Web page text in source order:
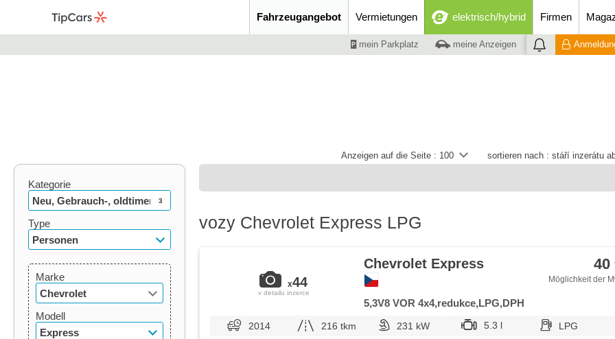
Fahrzeugangebot Vermietungen elektrisch/hybrid Firmen
mein Parkplatz meine Anzeigen
sortieren nach : stáří inzerátu
Anzeigen auf die Seite : 100
Kategorie
Neu, Gebrauch-, oldtimer
3
Type
Personen
Marke
Chevrolet
Modell
Express
vozy Chevrolet Express LPG
x44
v detailu inzerce
Chevrolet Express 40
Möglichkeit der
5,3V8 VOR 4x4,redukce,LPG,DPH
2014 216 tkm 231 kW 5.3 l LPG